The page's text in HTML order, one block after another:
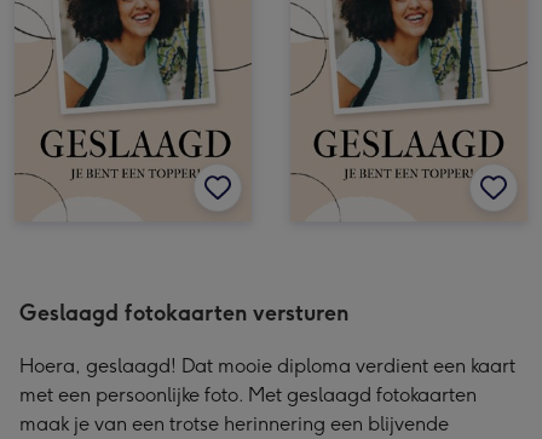
Geslaagd fotokaarten versturen
Hoera, geslaagd! Dat mooie diploma verdient een kaart
met een persoonlijke foto. Met geslaagd fotokaarten
maak je van een trotse herinnering een blijvende